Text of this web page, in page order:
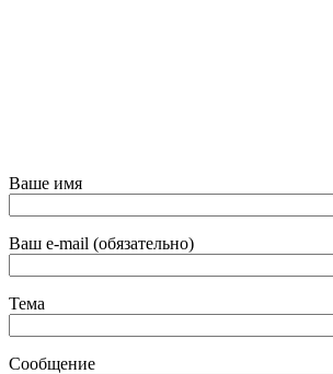
Ваше имя
Ваш e-mail (обязательно)
Тема
Сообщение